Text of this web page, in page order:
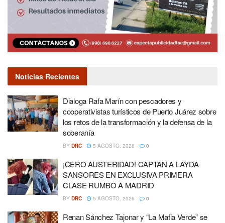
Noticias Recientes
Dialoga Rafa Marín con pescadores y
cooperativistas turísticos de Puerto Juárez sobre
los retos de la transformación y la defensa de la
soberanía
BY DRC 5 AGOSTO, 2026 0
¡CERO AUSTERIDAD! CAPTAN A LAYDA
SANSORES EN EXCLUSIVA PRIMERA
CLASE RUMBO A MADRID
BY DRC 5 AGOSTO, 2026 0
Renan Sánchez Tajonar y “La Mafia Verde” se